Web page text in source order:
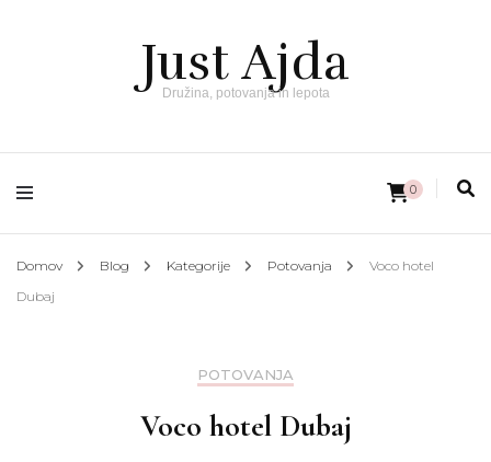
Just Ajda
Družina, potovanja in lepota
0
Domov Blog Kategorije Potovanja
Voco hotel
Dubaj
POTOVANJA
Voco hotel Dubaj